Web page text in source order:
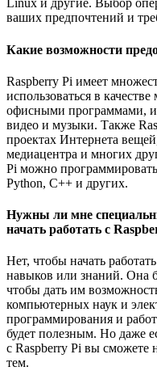
Linux и другие. Выбор
ваших предпочтений и
Какие возможности
Raspberry Pi имеет
использоваться в
офисными программами,
видео и музыки. Также
проектах Интернета
медиацентра и многих
Pi можно
Python, C++ и других.
Нужны ли мне
начать работать с
Нет, чтобы начать
навыков или знаний. Она
чтобы дать им
компьютерных наук и
программирования и
будет полезным. Но даже
с Raspberry Pi вы сможете
тем.